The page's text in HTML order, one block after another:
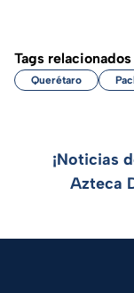
Tags relacionados
Querétaro
¡Noticias
Azteca